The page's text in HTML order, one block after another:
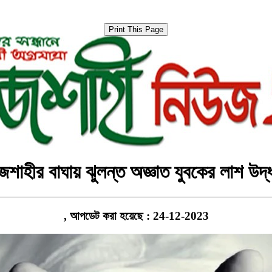
বাঘায় ঝুলন্ত অজ্ঞাত যুবকের লাশ
, আপডেট করা হয়েছে : 24-12-2023